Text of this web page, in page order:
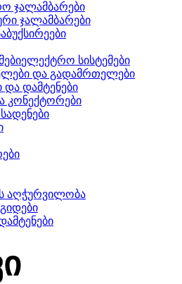
ჯალამბარები
ჯალამბარები
ელექტრო სისტემები
და გადამრთელები
და დამტენები
კონექტორები
აღჭურვილობა